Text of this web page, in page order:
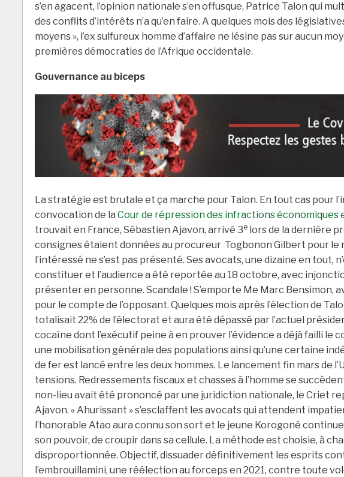
s’en agacent, l’opinion nationale s’en offusque, Patrice Talon qui
des conflits d’intérêts n’a qu’en faire. A quelques mois des
moyens », l’ex sulfureux homme d’affaire ne lésine pas sur aucun
premières démocraties de l’Afrique occidentale.
Gouvernance au biceps
La stratégie est brutale et ça marche pour Talon. En tout cas pour
convocation de la Cour de répression des infractions économiques
trouvait en France, Sébastien Ajavon, arrivé 3e lors de la dernière
consignes étaient données au procureur Togbonon Gilbert pour le
l’intéressé ne s’est pas présenté. Ses avocats, une dizaine en tout,
constituer et l’audience a été reportée au 18 octobre, avec
présenter en personne. Scandale ! S’emporte Me Marc Bensimon,
pour le compte de l’opposant. Quelques mois après l’élection de
totalisait 22% de l’électorat et aura été dépassé par l’actuel
cocaïne dont l’exécutif peine à en prouver l’évidence a déjà failli le
une mobilisation générale des populations ainsi qu’une certaine
de fer est lancé entre les deux hommes. Le lancement fin mars de
tensions. Redressements fiscaux et chasses à l’homme se
non-lieu avait été prononcé par une juridiction nationale, le Criet
Ajavon. « Ahurissant » s’esclaffent les avocats qui attendent
l’honorable Atao aura connu son sort et le jeune Korogoné
son pouvoir, de croupir dans sa cellule. La méthode est choisie, à
disproportionnée. Objectif, dissuader définitivement les esprits
l’embrouillamini, une réélection au forceps en 2021, contre toute